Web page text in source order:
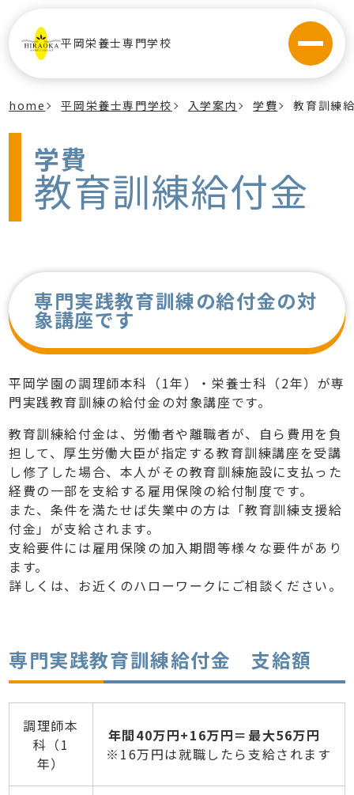
平岡栄養士専門学校
home 平岡栄養士専門学校 入学案内 学費 教育訓練
学費
教育訓練給付金
専門実践教育訓練の給付金の対
象講座です
平岡学園の調理師本科（1年）・栄養士科（2年）が専
門実践教育訓練の給付金の対象講座です。
教育訓練給付金は、労働者や離職者が、自ら費用を負
担して、厚生労働大臣が指定する教育訓練講座を受講
し修了した場合、本人がその教育訓練施設に支払った
経費の一部を支給する雇用保険の給付制度です。
また、条件を満たせば失業中の方は「教育訓練支援給
付金」が支給されます。
支給要件には雇用保険の加入期間等様々な要件があり
ます。
詳しくは、お近くのハローワークにご相談ください。
専門実践教育訓練給付金 支給額
調理師本
科（1
年）
年間40万円+16万円＝最大56万円
※16万円は就職したら支給されます